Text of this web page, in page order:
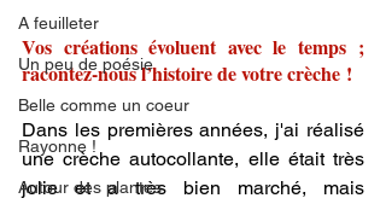
A feuilleter
Un peu de poésie
Belle comme un coeur
Rayonne !
Autour des plantes
Vos créations évoluent avec le temps ;
racontez-nous l’histoire de votre crèche !
Dans les premières années, j'ai réalisé
une crèche autocollante, elle était très
jolie et a très bien marché, mais